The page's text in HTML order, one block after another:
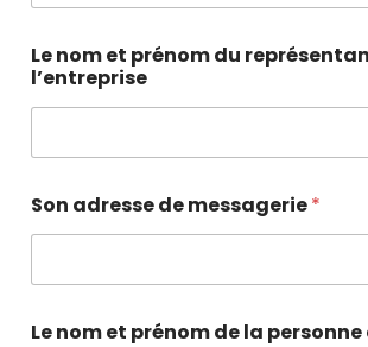
Le nom et prénom du
l’entreprise
Son adresse de messagerie*
Le nom et prénom de la